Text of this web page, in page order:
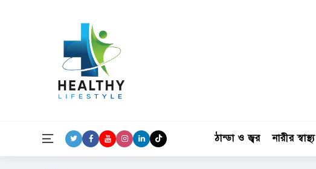
Menu ঠান্ডা ও জ্বর নারীর স্বাস্থ্য